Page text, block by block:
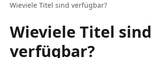
Wieviele Titel sind verfügbar?
Wieviele Titel sind
verfügbar?